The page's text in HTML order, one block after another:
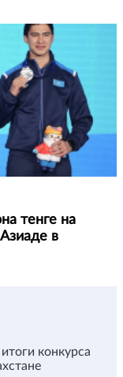
тенге на
в
конкурса